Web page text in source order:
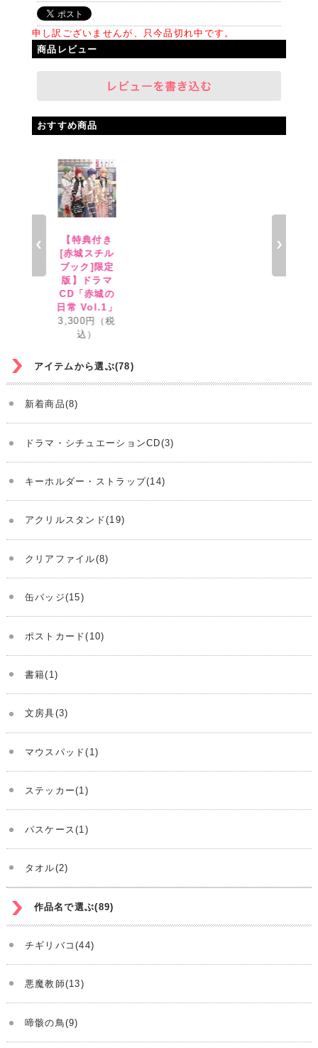
申し訳ございませんが、只今品切れ中です。
商品レビュー
おすすめ商品
【特典付き
[赤城スチル
ブック]限定
版】ドラマ
CD「赤城の
日常 Vol.1」
3,300円（税
込）
アイテムから選ぶ(78)
新着商品(8)
ドラマ・シチュエーションCD(3)
キーホルダー・ストラップ(14)
アクリルスタンド(19)
クリアファイル(8)
缶バッジ(15)
ポストカード(10)
書籍(1)
文房具(3)
マウスパッド(1)
ステッカー(1)
パスケース(1)
タオル(2)
作品名で選ぶ(89)
チギリバコ(44)
悪魔教師(13)
啼骸の鳥(9)